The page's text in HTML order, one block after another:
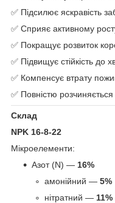
✅ Підсилює яскравість
✅ Сприяє активному
✅ Покращує розвиток
✅ Підвищує стійкість до
✅ Компенсує втрату
✅ Повністю розчиняється
Склад
NPK 16-8-22
Мікроелементи:
Азот (N) — 16%
амонійний — 5%
нітратний — 11%